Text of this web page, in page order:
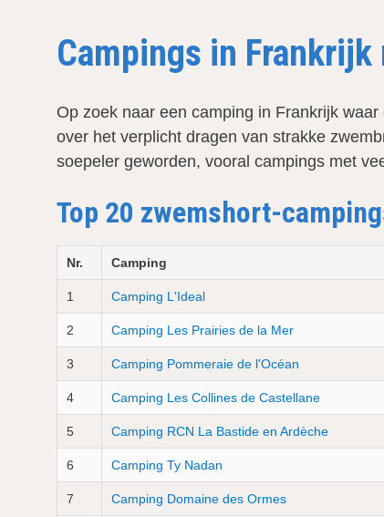
Campings in
Op zoek naar een camping in Frankrijk
over het verplicht dragen van strakke
soepeler geworden, vooral campings met
Top 20 zwemshort-
Nr. Camping
1 Camping L'Ideal
2 Camping Les Prairies de la Mer
3 Camping Pommeraie de l'Océan
4 Camping Les Collines de Castellane
5 Camping RCN La Bastide en Ardèche
6 Camping Ty Nadan
7 Camping Domaine des Ormes